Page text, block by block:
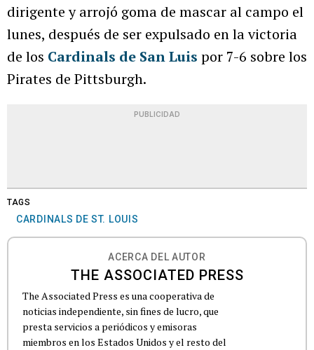
dirigente y arrojó goma de mascar al campo el
lunes, después de ser expulsado en la victoria
de los Cardinals de San Luis por 7-6 sobre los
Pirates de Pittsburgh.
PUBLICIDAD
TAGS
CARDINALS DE ST. LOUIS
ACERCA DEL AUTOR
THE ASSOCIATED PRESS
The Associated Press es una cooperativa de
noticias independiente, sin fines de lucro, que
presta servicios a periódicos y emisoras
miembros en los Estados Unidos y el resto del